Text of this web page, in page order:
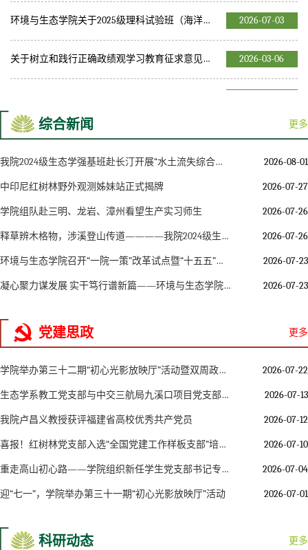
环境与生态学院关于2025级理科试验班（海洋与生态环境类）专业分流结果的公示 2026-07-03
关于树立和践行正确政绩观学习教育征求意见建议的公告 2026-03-06
综合新闻 更多
我院2024级生态学强基班赴长汀开展“水土流失综合治理”暑期实践学习 2026-08-01
中印尼红树林野外观测姊妹站正式揭牌 2026-07-27
学院组队赴三明、龙岩、漳州看望生产实习师生 2026-07-26
释草辨木格物，涉溪登山传道————我院2024级生态学专业生产实习圆满收官 2026-07-26
环境与生态学院召开“一院一策”改革试点暨“十五五”学科发展研讨会 2026-07-23
凝心聚力谋发展 实干笃行谱新篇——环境与生态学院召开第三届第四次教职工大会 2026-07-23
党建思政 更多
学院举办第三十二期“初心光影放映厅”活动暨双周政治理论学习 2026-07-22
生态学系教工党支部与中交三航局九溪口项目党支部开展联学共建主题党日活动 2026-07-13
我院卢昌义教授获评福建省高校优秀共产党员 2026-07-12
喜报！红树林党支部入选“全国党建工作样板支部”培育创建单位 2026-07-10
重走高山初心路——学院组织新任学生党支部书记专题研学实践 2026-07-04
迎“七一”，学院举办第三十一期“初心光影放映厅”活动 2026-07-01
科研动态 更多